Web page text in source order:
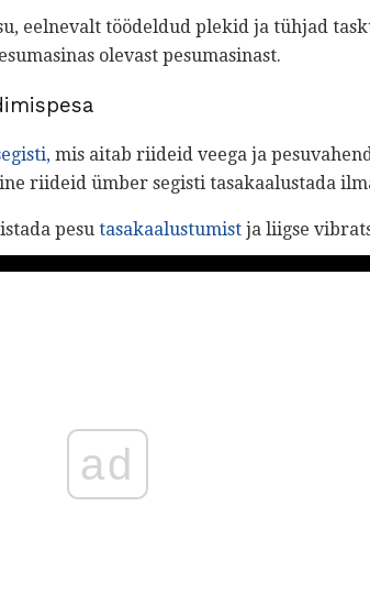
eelnevalt töödeldud plekid ja tühjad
olevast pesumasinast.
mis aitab riideid veega ja
riideid ümber segisti tasakaalustada
pesu tasakaalustumist ja liigse
ad